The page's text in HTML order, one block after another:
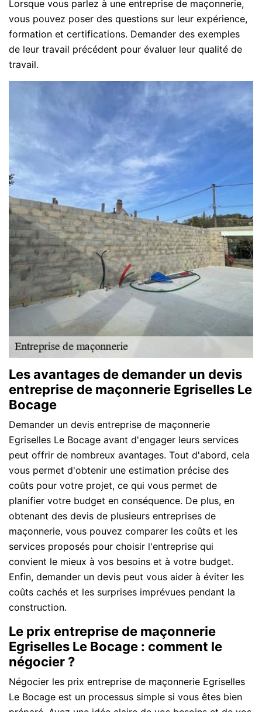
Lorsque vous parlez à une entreprise de maçonnerie,
vous pouvez poser des questions sur leur expérience,
formation et certifications. Demander des exemples
de leur travail précédent pour évaluer leur qualité de
travail.
Les avantages de demander un devis
entreprise de maçonnerie Egriselles Le
Bocage
Demander un devis entreprise de maçonnerie
Egriselles Le Bocage avant d'engager leurs services
peut offrir de nombreux avantages. Tout d'abord, cela
vous permet d'obtenir une estimation précise des
coûts pour votre projet, ce qui vous permet de
planifier votre budget en conséquence. De plus, en
obtenant des devis de plusieurs entreprises de
maçonnerie, vous pouvez comparer les coûts et les
services proposés pour choisir l'entreprise qui
convient le mieux à vos besoins et à votre budget.
Enfin, demander un devis peut vous aider à éviter les
coûts cachés et les surprises imprévues pendant la
construction.
Le prix entreprise de maçonnerie
Egriselles Le Bocage : comment le
négocier ?
Négocier les prix entreprise de maçonnerie Egriselles
Le Bocage est un processus simple si vous êtes bien